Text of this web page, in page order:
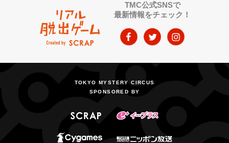
TMC公式SNSで
最新情報をチェック！
TOKYO MYSTERY CIRCUS
SPONSORED BY